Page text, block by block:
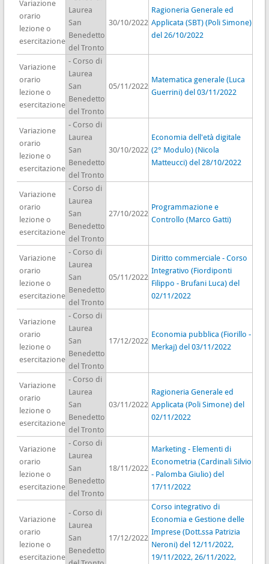
Variazione
orario
lezione o
esercitazione
Laurea
San
Benedetto
del Tronto
30/10/2022
Ragioneria Generale ed
Applicata (SBT) (Poli Simone)
del 26/10/2022
Variazione
orario
lezione o
esercitazione
- Corso di
Laurea
San
Benedetto
del Tronto
05/11/2022
Matematica generale (Luca
Guerrini) del 03/11/2022
Variazione
orario
lezione o
esercitazione
- Corso di
Laurea
San
Benedetto
del Tronto
30/10/2022
Economia dell'età digitale
(2° Modulo) (Nicola
Matteucci) del 28/10/2022
Variazione
orario
lezione o
esercitazione
- Corso di
Laurea
San
Benedetto
del Tronto
27/10/2022
Programmazione e
Controllo (Marco Gatti)
Variazione
orario
lezione o
esercitazione
- Corso di
Laurea
San
Benedetto
del Tronto
05/11/2022
Diritto commerciale - Corso
Integrativo (Fiordiponti
Filippo - Brufani Luca) del
02/11/2022
Variazione
orario
lezione o
esercitazione
- Corso di
Laurea
San
Benedetto
del Tronto
17/12/2022
Economia pubblica (Fiorillo -
Merkaj) del 03/11/2022
Variazione
orario
lezione o
esercitazione
- Corso di
Laurea
San
Benedetto
del Tronto
03/11/2022
Ragioneria Generale ed
Applicata (Poli Simone) del
02/11/2022
Variazione
orario
lezione o
esercitazione
- Corso di
Laurea
San
Benedetto
del Tronto
18/11/2022
Marketing - Elementi di
Econometria (Cardinali Silvio
- Palomba Giulio) del
17/11/2022
Variazione
orario
lezione o
esercitazione
- Corso di
Laurea
San
Benedetto
17/12/2022
Corso integrativo di
Economia e Gestione delle
Imprese (Dott.ssa Patrizia
Neroni) del 12/11/2022,
19/11/2022, 26/11/2022,